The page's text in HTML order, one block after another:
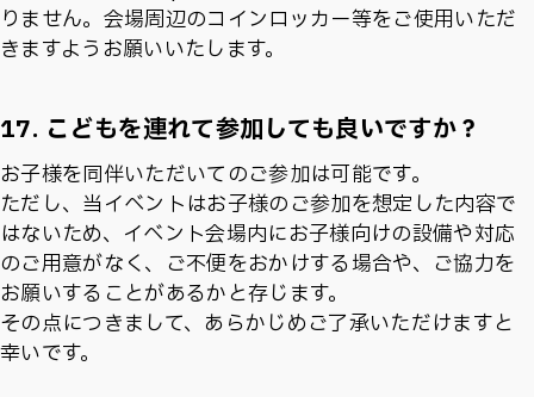
りません。会場周辺のコインロッカー等をご使用いただ
きますようお願いいたします。
17. こどもを連れて参加しても良いですか？
お子様を同伴いただいてのご参加は可能です。
ただし、当イベントはお子様のご参加を想定した内容で
はないため、イベント会場内にお子様向けの設備や対応
のご用意がなく、ご不便をおかけする場合や、ご協力を
お願いすることがあるかと存じます。
その点につきまして、あらかじめご了承いただけますと
幸いです。